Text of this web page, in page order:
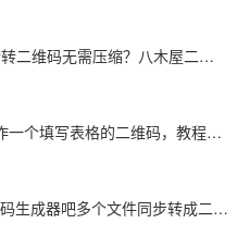
二维码无需压缩？八木屋二维
一个填写表格的二维码，教程分
生成器吧多个文件同步转成二维